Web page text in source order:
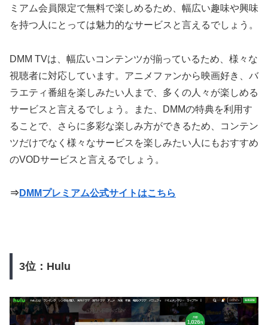
ミアム会員限定で無料で楽しめるため、幅広い趣味や興味
を持つ人にとっては魅力的なサービスと言えるでしょう。
DMM TVは、幅広いコンテンツが揃っているため、様々な
視聴者に対応しています。アニメファンから映画好き、バ
ラエティ番組を楽しみたい人まで、多くの人々が楽しめる
サービスと言えるでしょう。また、DMMの特典を利用す
ることで、さらに多彩な楽しみ方ができるため、コンテン
ツだけでなく様々なサービスを楽しみたい人にもおすすめ
のVODサービスと言えるでしょう。
⇒ DMMプレミアム公式サイトはこちら
3位：Hulu